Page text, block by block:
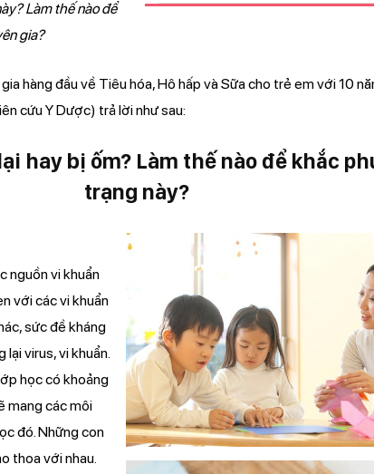
Làm thế nào để
gia?
hàng đầu về Tiêu hóa, Hô hấp và Sữa cho trẻ em với 10
cứu Y Dược) trả lời như sau:
hay bị ốm? Làm thế nào để khắc
trạng này?
nguồn vi khuẩn
với các vi khuẩn
sức đề kháng
virus, vi khuẩn.
học có khoảng
mang các môi
đó. Những con
thoa với nhau.